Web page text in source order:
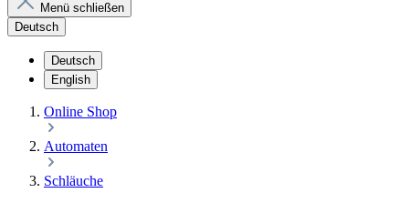
Menü schließen
Deutsch
Deutsch
English
Online Shop
Automaten
Schläuche